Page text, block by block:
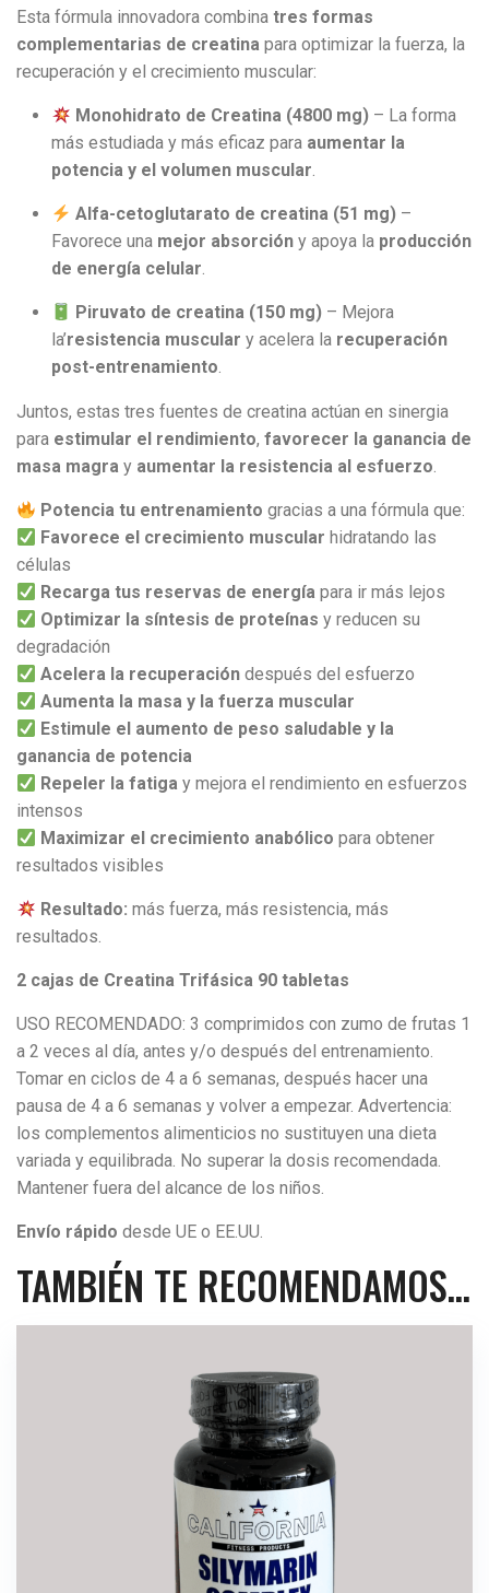
Esta fórmula innovadora combina tres formas
complementarias de creatina para optimizar la fuerza, la
recuperación y el crecimiento muscular:
Monohidrato de Creatina (4800 mg) – La forma
más estudiada y más eficaz para aumentar la
potencia y el volumen muscular.
Alfa-cetoglutarato de creatina (51 mg) –
Favorece una mejor absorción y apoya la producción
de energía celular.
Piruvato de creatina (150 mg) – Mejora
la’resistencia muscular y acelera la recuperación
post-entrenamiento.
Juntos, estas tres fuentes de creatina actúan en sinergia
para estimular el rendimiento, favorecer la ganancia de
masa magra y aumentar la resistencia al esfuerzo.
Potencia tu entrenamiento gracias a una fórmula que:
Favorece el crecimiento muscular hidratando las
células
Recarga tus reservas de energía para ir más lejos
Optimizar la síntesis de proteínas y reducen su
degradación
Acelera la recuperación después del esfuerzo
Aumenta la masa y la fuerza muscular
Estimule el aumento de peso saludable y la
ganancia de potencia
Repeler la fatiga y mejora el rendimiento en esfuerzos
intensos
Maximizar el crecimiento anabólico para obtener
resultados visibles
Resultado: más fuerza, más resistencia, más
resultados.
2 cajas de Creatina Trifásica 90 tabletas
USO RECOMENDADO: 3 comprimidos con zumo de frutas 1
a 2 veces al día, antes y/o después del entrenamiento.
Tomar en ciclos de 4 a 6 semanas, después hacer una
pausa de 4 a 6 semanas y volver a empezar. Advertencia:
los complementos alimenticios no sustituyen una dieta
variada y equilibrada. No superar la dosis recomendada.
Mantener fuera del alcance de los niños.
Envío rápido desde UE o EE.UU.
TAMBIÉN TE RECOMENDAMOS…